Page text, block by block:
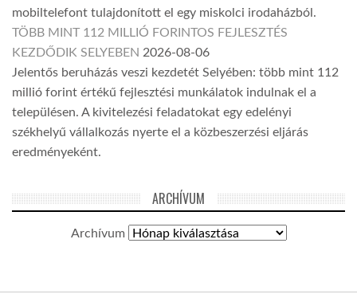
mobiltelefont tulajdonított el egy miskolci irodaházból.
TÖBB MINT 112 MILLIÓ FORINTOS FEJLESZTÉS
KEZDŐDIK SELYEBEN 2026-08-06
Jelentős beruházás veszi kezdetét Selyében: több mint 112
millió forint értékű fejlesztési munkálatok indulnak el a
településen. A kivitelezési feladatokat egy edelényi
székhelyű vállalkozás nyerte el a közbeszerzési eljárás
eredményeként.
ARCHÍVUM
Archívum